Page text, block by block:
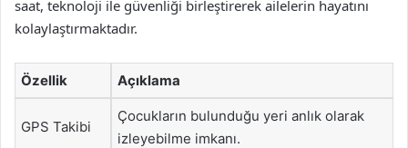
saat, teknoloji ile güvenliği birleştirerek ailelerin hayatını
kolaylaştırmaktadır.
Özellik Açıklama
GPS Takibi
Çocukların bulunduğu yeri anlık olarak
izleyebilme imkanı.